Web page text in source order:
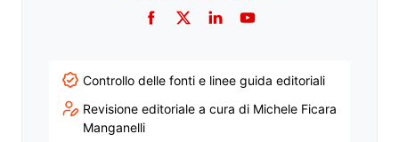
Facebook
TwitterLinkedInYouTube
Controllo delle fonti e linee guida editoriali
Revisione editoriale a cura di Michele Ficara
Manganelli